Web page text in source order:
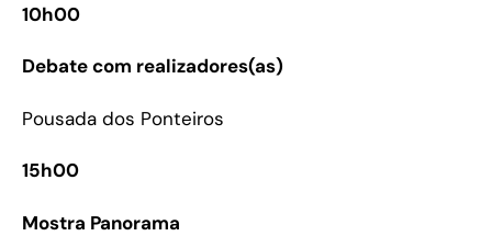
10h00
Debate com realizadores(as)
Pousada dos Ponteiros
15h00
Mostra Panorama